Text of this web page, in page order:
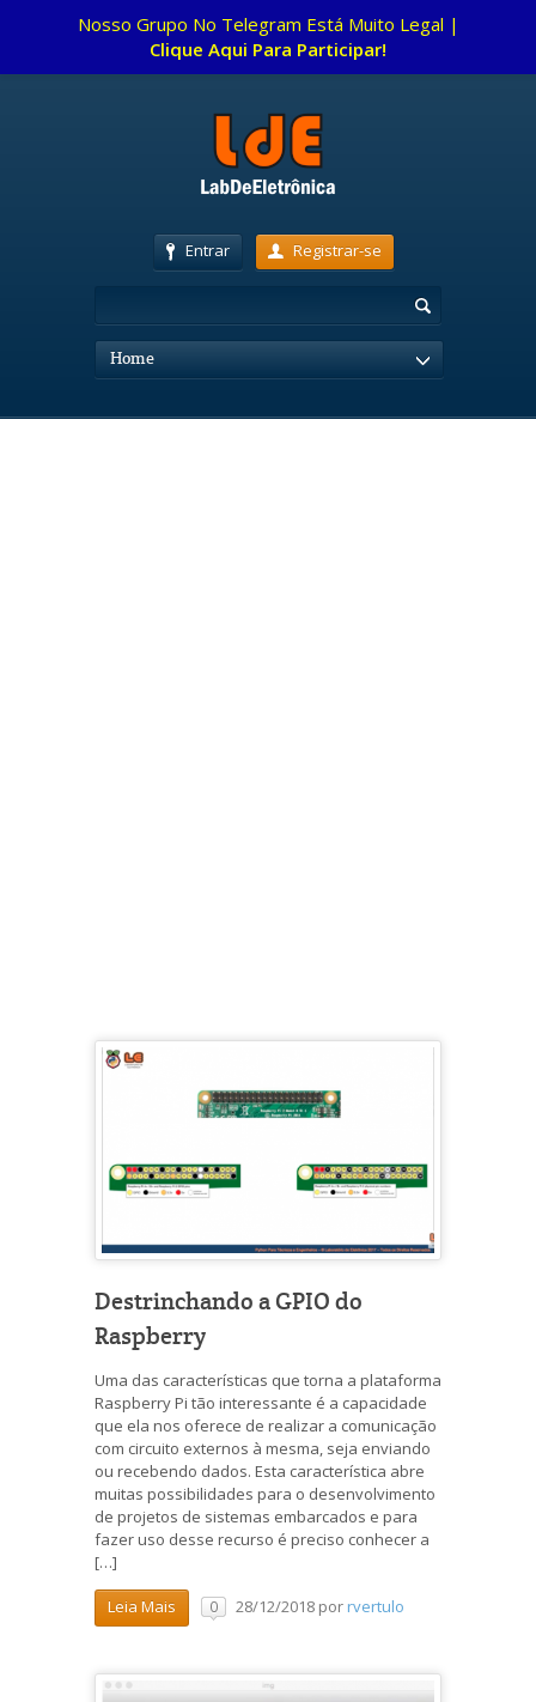
Entrar Registrar-se
Home
Destrinchando a GPIO do
Raspberry
Uma das características que torna a plataforma
Raspberry Pi tão interessante é a capacidade
que ela nos oferece de realizar a comunicação
com circuito externos à mesma, seja enviando
ou recebendo dados. Esta característica abre
muitas possibilidades para o desenvolvimento
de projetos de sistemas embarcados e para
fazer uso desse recurso é preciso conhecer a
[…]
Leia Mais 0 28/12/2018 por rvertulo
Nosso Grupo No Telegram Está Muito Legal |
Clique Aqui Para Participar!